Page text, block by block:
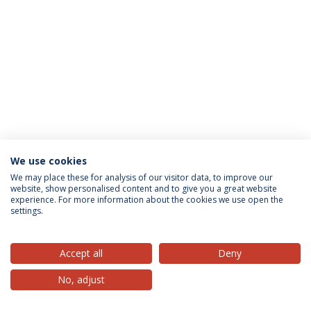
Política de Privacidade
Termos & Condições
Direitos do Titular dos Dados
© 2026 Universidade Católica Portuguesa
We use cookies
We may place these for analysis of our visitor data, to improve our
website, show personalised content and to give you a great website
experience. For more information about the cookies we use open the
settings.
Accept all
Deny
No, adjust